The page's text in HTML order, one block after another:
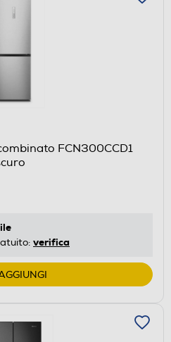
FCN300CCD1
verifica